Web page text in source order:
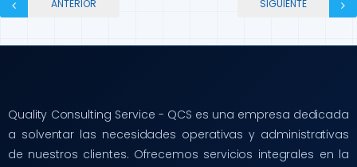
ANTERIOR SIGUIENTE
Quality Consulting Service - QCS es una empresa dedicada
a solventar las necesidades operativas y administrativas
de nuestros clientes. Ofrecemos servicios integrales en la